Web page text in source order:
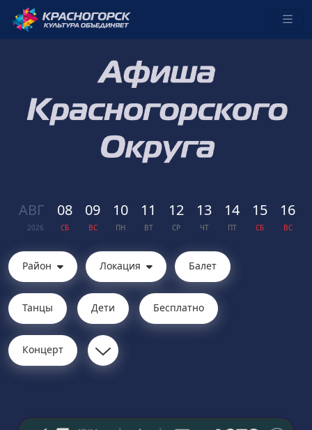
АВГ
2026
08
СБ
09
ВС
10
ПН
11
ВТ
12
СР
13
ЧТ
14
ПТ
15
СБ
16
ВС
Район Локация Балет
Танцы Дети Бесплатно
Концерт